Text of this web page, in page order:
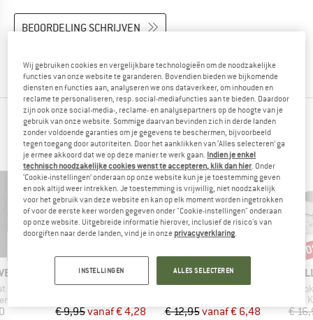
BEOORDELING SCHRIJVEN
PRODUCT KOPEN
BERGVRIENDEN DIE DIT BEKEKEN HEBBEN,
KOCHTEN DAARNA
Pad
MERK
STOIC
Artikel
HarnosandSt. II Dry Bag
Prijs
€ 9,95 Verlaagde prijs
vanaf€ 4,28
MERK
STOIC
Artikel
HarnosandSt. II Ultra Lite Dry Bag
Prijs
€ 12,95 Verlaagde prijs
vanaf€ 6,48
tot -50%
€
-
Wij gebruiken cookies en vergelijkbare technologieën om de noodzakelijke
functies van onze website te garanderen. Bovendien bieden we bijkomende
diensten en functies aan, analyseren we ons dataverkeer, om inhouden en
reclame te personaliseren, resp. social-mediafuncties aan te bieden. Daardoor
zijn ook onze social-media-, reclame- en analysepartners op de hoogte van je
gebruik van onze website. Sommige daarvan bevinden zich in derde landen
zonder voldoende garanties om je gegevens te beschermen, bijvoorbeeld
tegen toegang door autoriteiten. Door het aanklikken van ‘Alles selecteren’ ga
je ermee akkoord dat we op deze manier te werk gaan. Indien je enkel
technisch noodzakelijke cookies wenst te accepteren, klik dan hier. Onder
‘Cookie-instellingen’ onderaan op onze website kun je je toestemming geven
en ook altijd weer intrekken. Je toestemming is vrijwillig, niet noodzakelijk
voor het gebruik van deze website en kan op elk moment worden ingetrokken
of voor de eerste keer worden gegeven onder "Cookie-instellingen" onderaan
op onze website. Uitgebreide informatie hierover, inclusief de risico's van
doorgiften naar derde landen, vind je in onze privacyverklaring.
INSTELLINGEN ALLES SELECTEREN